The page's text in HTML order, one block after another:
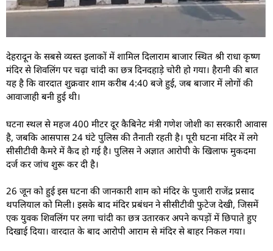
देहरादून के सबसे व्यस्त इलाकों में शामिल दिलाराम बाजार स्थित श्री राधा कृष्ण
मंदिर से शिवलिंग पर चढ़ा चांदी का छत्र दिनदहाड़े चोरी हो गया। हैरानी की बात
यह है कि वारदात शुक्रवार शाम करीब 4:40 बजे हुई, जब बाजार में लोगों की
आवाजाही बनी हुई थी।
घटना स्थल से महज 400 मीटर दूर कैबिनेट मंत्री गणेश जोशी का सरकारी आवास
है, जबकि आसपास 24 घंटे पुलिस की तैनाती रहती है। पूरी घटना मंदिर में लगे
सीसीटीवी कैमरे में कैद हो गई है। पुलिस ने अज्ञात आरोपी के खिलाफ मुकदमा
दर्ज कर जांच शुरू कर दी है।
26 जून को हुई इस घटना की जानकारी शाम को मंदिर के पुजारी राजेंद्र प्रसाद
थपलियाल को मिली। इसके बाद मंदिर प्रबंधन ने सीसीटीवी फुटेज देखी, जिसमें
एक युवक शिवलिंग पर लगा चांदी का छत्र उतारकर अपने कपड़ों में छिपाते हुए
दिखाई दिया। वारदात के बाद आरोपी आराम से मंदिर से बाहर निकल गया।